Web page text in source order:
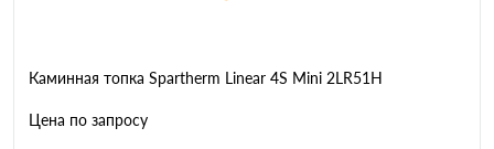
Каминная топка Spartherm Linear 4S Mini 2LR51H
Цена по запросу